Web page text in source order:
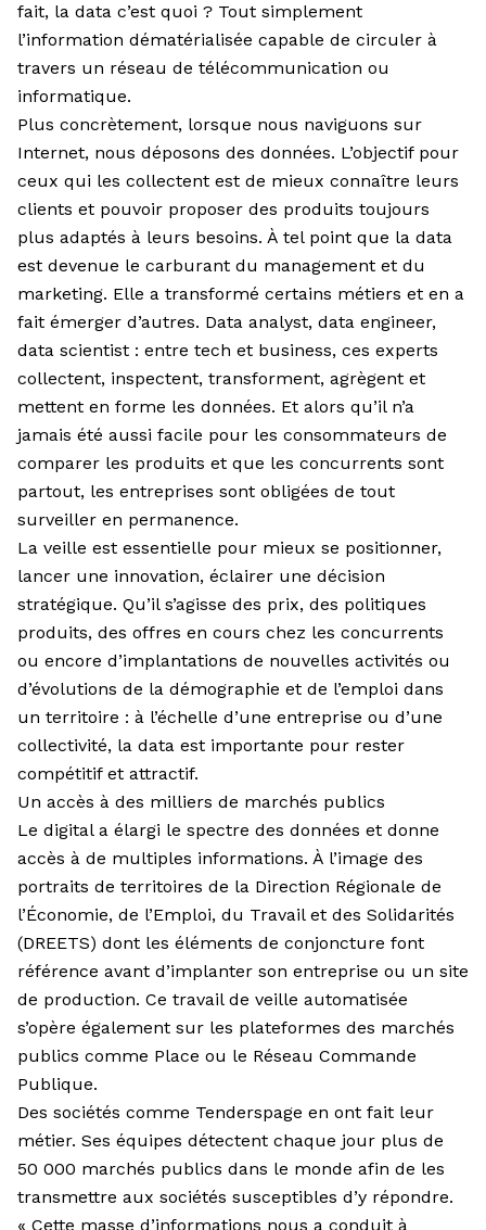
fait, la data c’est quoi ? Tout simplement
l’information dématérialisée capable de circuler à
travers un réseau de télécommunication ou
informatique.
Plus concrètement, lorsque nous naviguons sur
Internet, nous déposons des données. L’objectif pour
ceux qui les collectent est de mieux connaître leurs
clients et pouvoir proposer des produits toujours
plus adaptés à leurs besoins. À tel point que la data
est devenue le carburant du management et du
marketing. Elle a transformé certains métiers et en a
fait émerger d’autres. Data analyst, data engineer,
data scientist : entre tech et business, ces experts
collectent, inspectent, transforment, agrègent et
mettent en forme les données. Et alors qu’il n’a
jamais été aussi facile pour les consommateurs de
comparer les produits et que les concurrents sont
partout, les entreprises sont obligées de tout
surveiller en permanence.
La veille est essentielle pour mieux se positionner,
lancer une innovation, éclairer une décision
stratégique. Qu’il s’agisse des prix, des politiques
produits, des offres en cours chez les concurrents
ou encore d’implantations de nouvelles activités ou
d’évolutions de la démographie et de l’emploi dans
un territoire : à l’échelle d’une entreprise ou d’une
collectivité, la data est importante pour rester
compétitif et attractif.
Un accès à des milliers de marchés publics
Le digital a élargi le spectre des données et donne
accès à de multiples informations. À l’image des
portraits de territoires de la Direction Régionale de
l’Économie, de l’Emploi, du Travail et des Solidarités
(DREETS) dont les éléments de conjoncture font
référence avant d’implanter son entreprise ou un site
de production. Ce travail de veille automatisée
s’opère également sur les plateformes des marchés
publics comme Place ou le Réseau Commande
Publique.
Des sociétés comme Tenderspage en ont fait leur
métier. Ses équipes détectent chaque jour plus de
50 000 marchés publics dans le monde afin de les
transmettre aux sociétés susceptibles d’y répondre.
« Cette masse d’informations nous a conduit à